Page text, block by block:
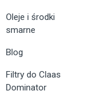
Oleje i środki
smarne
Blog
Filtry do Claas
Dominator